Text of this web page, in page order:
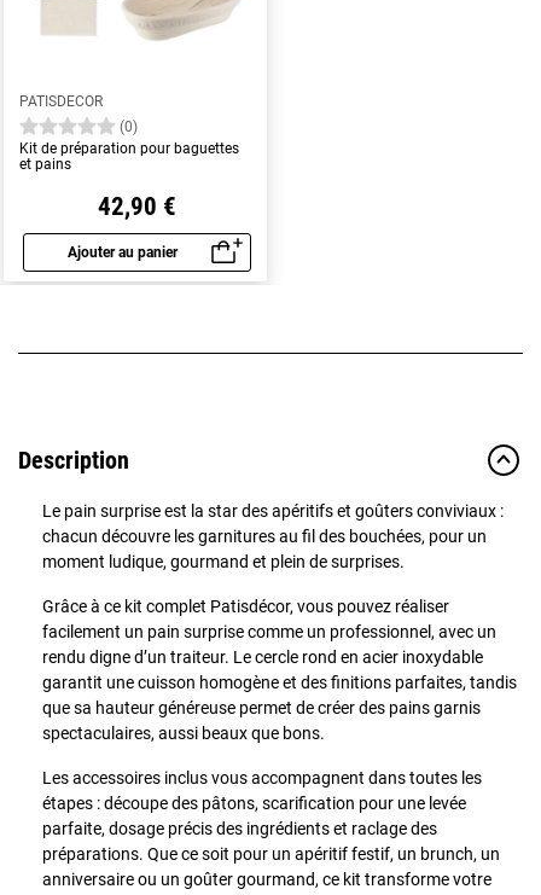
PATISDECOR
(0)
Kit de préparation pour baguettes
et pains
42,90 €
Ajouter au panier
Aperçu rapide
Description
Le pain surprise est la star des apéritifs et goûters conviviaux :
chacun découvre les garnitures au fil des bouchées, pour un
moment ludique, gourmand et plein de surprises.
Grâce à ce kit complet Patisdécor, vous pouvez réaliser
facilement un pain surprise comme un professionnel, avec un
rendu digne d’un traiteur. Le cercle rond en acier inoxydable
garantit une cuisson homogène et des finitions parfaites, tandis
que sa hauteur généreuse permet de créer des pains garnis
spectaculaires, aussi beaux que bons.
Les accessoires inclus vous accompagnent dans toutes les
étapes : découpe des pâtons, scarification pour une levée
parfaite, dosage précis des ingrédients et raclage des
préparations. Que ce soit pour un apéritif festif, un brunch, un
anniversaire ou un goûter gourmand, ce kit transforme votre